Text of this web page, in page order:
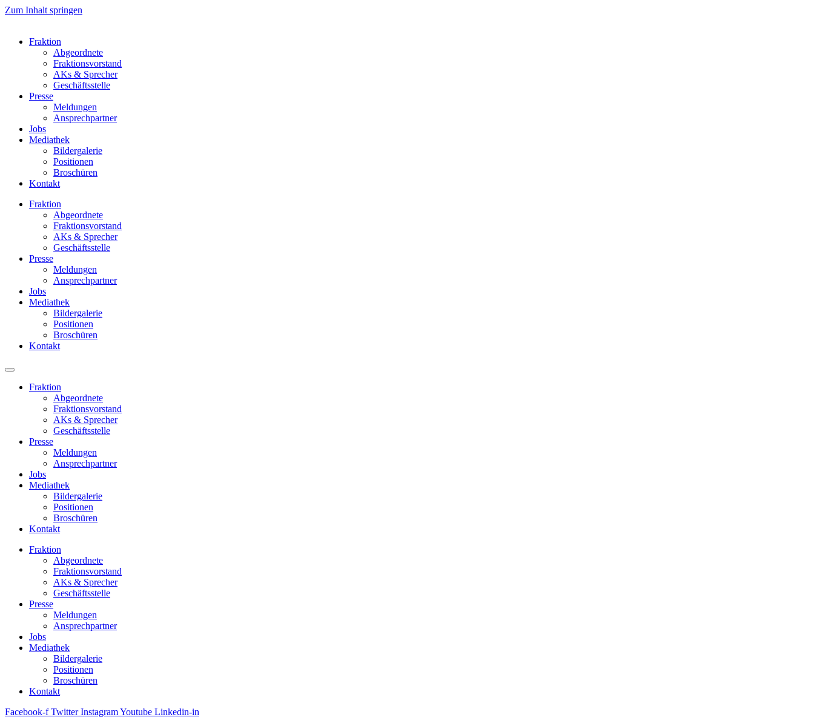
Zum Inhalt springen
Fraktion
Abgeordnete
Fraktions­vorstand
AKs & Sprecher
Geschäftsstelle
Presse
Meldungen
Ansprechpartner
Jobs
Mediathek
Bildergalerie
Positionen
Broschüren
Kontakt
Fraktion
Abgeordnete
Fraktions­vorstand
AKs & Sprecher
Geschäftsstelle
Presse
Meldungen
Ansprechpartner
Jobs
Mediathek
Bildergalerie
Positionen
Broschüren
Kontakt
Fraktion
Abgeordnete
Fraktions­vorstand
AKs & Sprecher
Geschäftsstelle
Presse
Meldungen
Ansprechpartner
Jobs
Mediathek
Bildergalerie
Positionen
Broschüren
Kontakt
Fraktion
Abgeordnete
Fraktions­vorstand
AKs & Sprecher
Geschäftsstelle
Presse
Meldungen
Ansprechpartner
Jobs
Mediathek
Bildergalerie
Positionen
Broschüren
Kontakt
Facebook-f Twitter InstagramYoutube Linkedin-in